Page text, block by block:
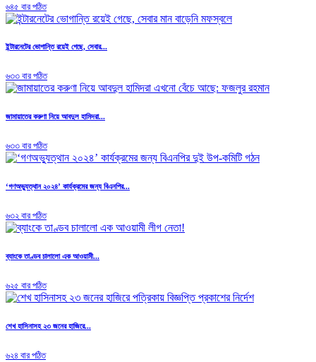
৬৪৫ বার পঠিত
ইন্টারনেটের ভোগান্তি রয়েই গেছে, সেবার...
৬৩৩ বার পঠিত
জামায়াতের করুণা নিয়ে আবদুল হামিদরা...
৬৩৩ বার পঠিত
‘গণঅভ্যুত্থান ২০২৪’ কার্যক্রমের জন্য বিএনপির...
৬৩২ বার পঠিত
ব্যাংকে তাণ্ডব চালালো এক আওয়ামী...
৬২৫ বার পঠিত
শেখ হাসিনাসহ ২৩ জনের হাজিরে...
৬২৪ বার পঠিত